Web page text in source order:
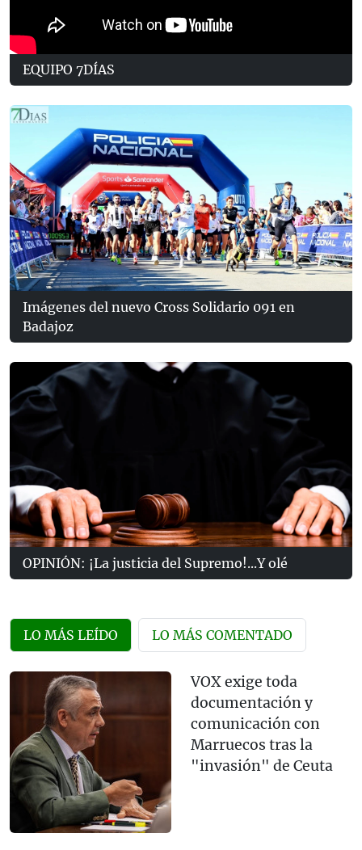
EQUIPO 7DÍAS
Imágenes del nuevo Cross Solidario 091 en
Badajoz
OPINIÓN: ¡La justicia del Supremo!...Y olé
LO MÁS LEÍDO LO MÁS COMENTADO
VOX exige toda
documentación y
comunicación con
Marruecos tras la
"invasión" de Ceuta